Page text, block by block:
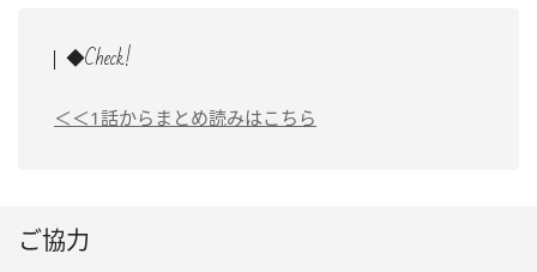
◆Check!
＜＜1話からまとめ読みはこちら
ご協力